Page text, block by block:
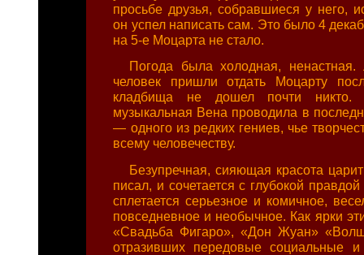
просьбе друзья, собравшиеся у него,
он успел написать сам. Это было 4
на 5-е Моцарта не стало.
Погода была холодная, ненастная.
человек пришли отдать Моцарту
кладбища не дошел почти никто.
музыкальная Вена проводила в
— одного из редких гениев, чье
всему человечеству.
Безупречная, сияющая красота
писал, и сочетается с глубокой
сплетается серьезное и комичное,
повседневное и необычное. Как ярки
«Свадьба Фигаро», «Дон Жуан»
отразивших передовые социальные и